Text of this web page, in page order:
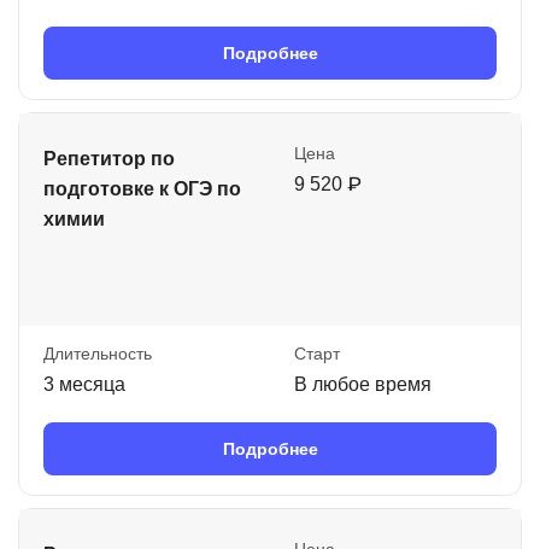
Подробнее
Репетитор по
подготовке к ОГЭ по
химии
Цена
9 520 ₽
Длительность
3 месяца
Старт
В любое время
Подробнее